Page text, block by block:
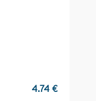
4.74€